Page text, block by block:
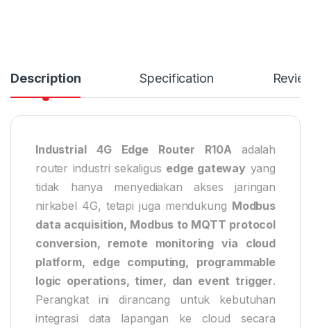
Description Specification
Industrial 4G Edge Router R10A adalah
router industri sekaligus edge gateway yang
tidak hanya menyediakan akses jaringan
nirkabel 4G, tetapi juga mendukung Modbus
data acquisition, Modbus to MQTT protocol
conversion, remote monitoring via cloud
platform, edge computing, programmable
logic operations, timer, dan event trigger.
Perangkat ini dirancang untuk kebutuhan
integrasi data lapangan ke cloud secara